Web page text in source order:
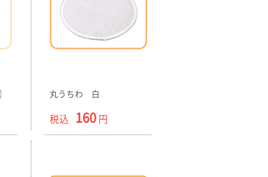
丸うちわ 白
税込 160 円